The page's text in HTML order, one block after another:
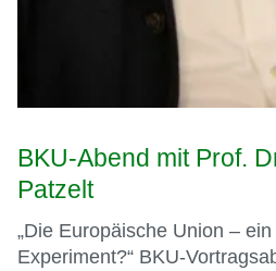
BKU-Abend mit Prof.
Patzelt
„Die Europäische Union –
Experiment?“ BKU-